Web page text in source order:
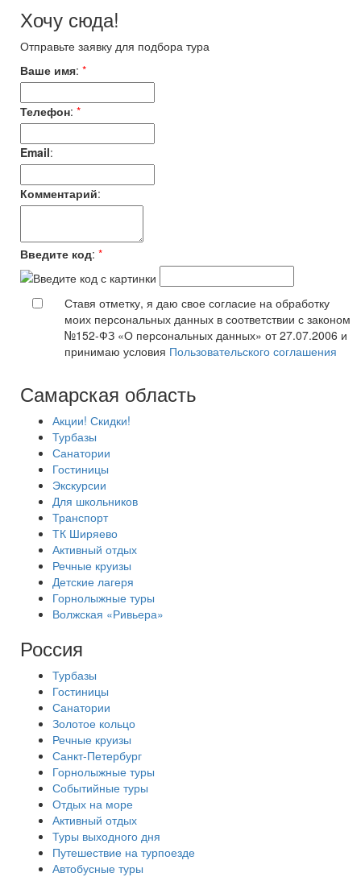
Хочу сюда!
Отправьте заявку для подбора тура
Ваше имя: *
Телефон: *
Email:
Комментарий:
Введите код: *
Ставя отметку, я даю свое согласие на обработку
моих персональных данных в соответствии с законом
№152-ФЗ «О персональных данных» от 27.07.2006 и
принимаю условия Пользовательского соглашения
Самарская область
Акции! Скидки!
Турбазы
Санатории
Гостиницы
Экскурсии
Для школьников
Транспорт
ТК Ширяево
Активный отдых
Речные круизы
Детские лагеря
Горнолыжные туры
Волжская «Ривьера»
Россия
Турбазы
Гостиницы
Санатории
Золотое кольцо
Речные круизы
Санкт-Петербург
Горнолыжные туры
Событийные туры
Отдых на море
Активный отдых
Туры выходного дня
Путешествие на турпоезде
Автобусные туры